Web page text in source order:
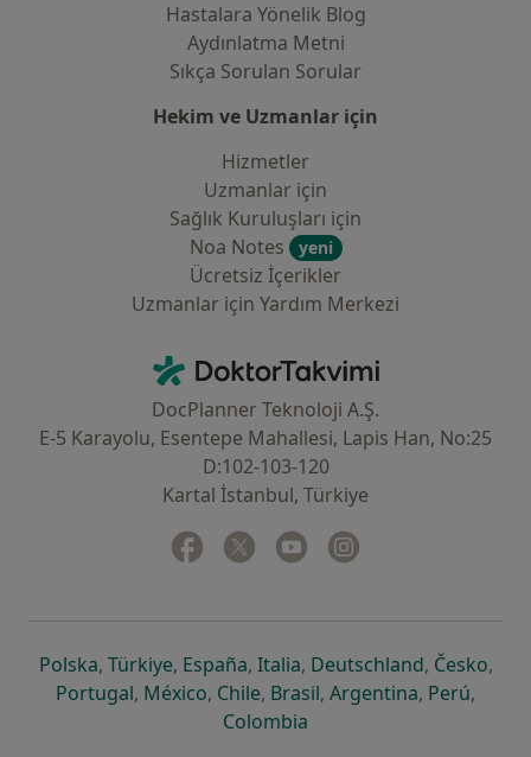
Hastalara Yönelik Blog
Aydınlatma Metni
Sıkça Sorulan Sorular
Hekim ve Uzmanlar için
Hizmetler
Uzmanlar için
Sağlık Kuruluşları için
Noa Notes
yeni
Ücretsiz İçerikler
Uzmanlar için Yardım Merkezi
DoktorTakvimi - Ana Sayfa
DocPlanner Teknoloji A.Ş.
E-5 Karayolu, Esentepe Mahallesi, Lapis Han, No:25
D:102-103-120
Kartal İstanbul, Türkiye
Facebook
yeni bir sekmede açılır
Twitter
yeni bir sekmede açılır
Youtube
yeni bir sekmede açılır
Polskayeni bir sekmede açılır
, Türkiyeyeni bir sekmede açılır
, Españayeni bir sekmede açılır
, Italiayeni bir sekmede açılır
, Deutschlandyeni bir
, Českoyeni
,
Portugalyeni bir sekmede açılır
, Méxicoyeni bir sekmede açılır
, Chileyeni bir sekmede açılır
, Brasilyeni bir sekmede açılır
, Argentinayeni bir
, Perúyeni
,
Colombia